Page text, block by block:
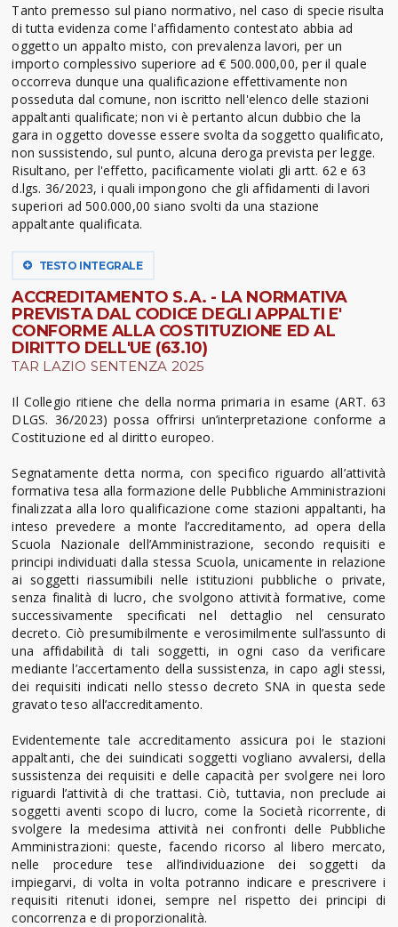
Tanto premesso sul piano normativo, nel caso di specie risulta
di tutta evidenza come l'affidamento contestato abbia ad
oggetto un appalto misto, con prevalenza lavori, per un
importo complessivo superiore ad € 500.000,00, per il quale
occorreva dunque una qualificazione effettivamente non
posseduta dal comune, non iscritto nell'elenco delle stazioni
appaltanti qualificate; non vi è pertanto alcun dubbio che la
gara in oggetto dovesse essere svolta da soggetto qualificato,
non sussistendo, sul punto, alcuna deroga prevista per legge.
Risultano, per l'effetto, pacificamente violati gli artt. 62 e 63
d.lgs. 36/2023, i quali impongono che gli affidamenti di lavori
superiori ad 500.000,00 siano svolti da una stazione
appaltante qualificata.
TESTO INTEGRALE
ACCREDITAMENTO S.A. - LA NORMATIVA
PREVISTA DAL CODICE DEGLI APPALTI E'
CONFORME ALLA COSTITUZIONE ED AL
DIRITTO DELL'UE (63.10)
TAR LAZIO SENTENZA 2025
Il Collegio ritiene che della norma primaria in esame (ART. 63
DLGS. 36/2023) possa offrirsi un’interpretazione conforme a
Costituzione ed al diritto europeo.
Segnatamente detta norma, con specifico riguardo all’attività
formativa tesa alla formazione delle Pubbliche Amministrazioni
finalizzata alla loro qualificazione come stazioni appaltanti, ha
inteso prevedere a monte l’accreditamento, ad opera della
Scuola Nazionale dell’Amministrazione, secondo requisiti e
principi individuati dalla stessa Scuola, unicamente in relazione
ai soggetti riassumibili nelle istituzioni pubbliche o private,
senza finalità di lucro, che svolgono attività formative, come
successivamente specificati nel dettaglio nel censurato
decreto. Ciò presumibilmente e verosimilmente sull’assunto di
una affidabilità di tali soggetti, in ogni caso da verificare
mediante l’accertamento della sussistenza, in capo agli stessi,
dei requisiti indicati nello stesso decreto SNA in questa sede
gravato teso all’accreditamento.
Evidentemente tale accreditamento assicura poi le stazioni
appaltanti, che dei suindicati soggetti vogliano avvalersi, della
sussistenza dei requisiti e delle capacità per svolgere nei loro
riguardi l’attività di che trattasi. Ciò, tuttavia, non preclude ai
soggetti aventi scopo di lucro, come la Società ricorrente, di
svolgere la medesima attività nei confronti delle Pubbliche
Amministrazioni: queste, facendo ricorso al libero mercato,
nelle procedure tese all’individuazione dei soggetti da
impiegarvi, di volta in volta potranno indicare e prescrivere i
requisiti ritenuti idonei, sempre nel rispetto dei principi di
concorrenza e di proporzionalità.